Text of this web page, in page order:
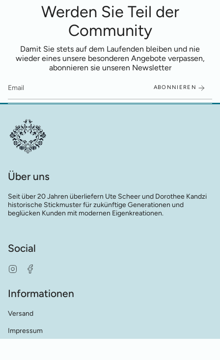
Werden Sie Teil der
Community
Damit Sie stets auf dem Laufenden bleiben und nie
wieder eines unsere besonderen Angebote verpassen,
abonnieren sie unseren Newsletter
ABONNIEREN
Über uns
Seit über 20 Jahren überliefern Ute Scheer und Dorothee Kandzi
historische Stickmuster für zukünftige Generationen und
beglücken Kunden mit modernen Eigenkreationen.
Social
Instagram
Informationen
Versand
Impressum